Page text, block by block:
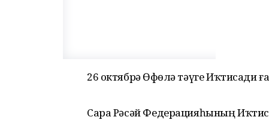
26 октябрҙә Өфөлә тәүге Иҡтисади
Сара Рәсәй Федерацияһының